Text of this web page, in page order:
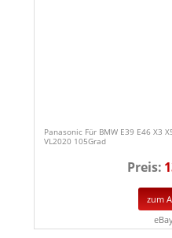
Panasonic Für BMW E39 E46 X3
VL2020 105Grad
Preis:
zum